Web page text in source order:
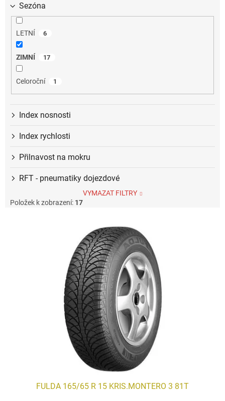
Sezóna
LETNÍ 6
ZIMNÍ 17
Celoroční 1
Index nosnosti
Index rychlosti
Přilnavost na mokru
RFT - pneumatiky dojezdové
VYMAZAT FILTRY
Položek k zobrazení: 17
FULDA 165/65 R 15 KRIS.MONTERO 3 81T